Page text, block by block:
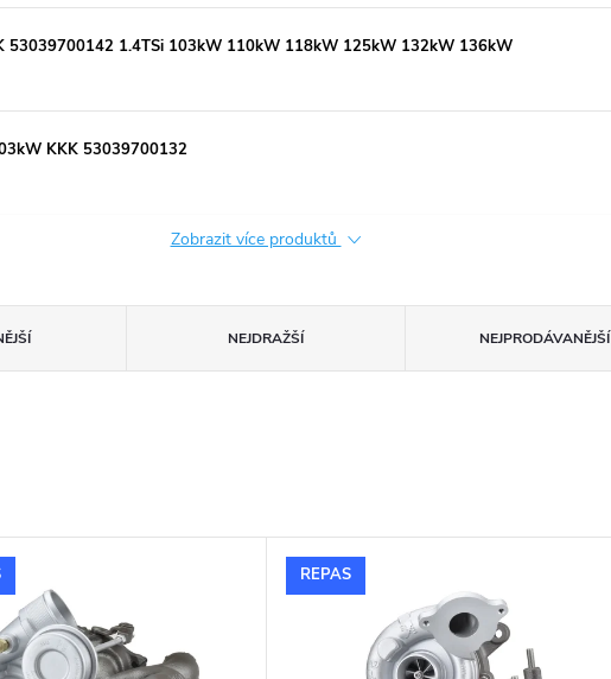
53039700142 1.4TSi 103kW 110kW 118kW 125kW 132kW 136kW
KKK 53039700132
Zobrazit více produktů
NEJDRAŽŠÍ NEJPRODÁVANĚJŠÍ
REPAS